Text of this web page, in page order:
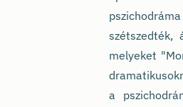
szétszedték,
melyeket
a